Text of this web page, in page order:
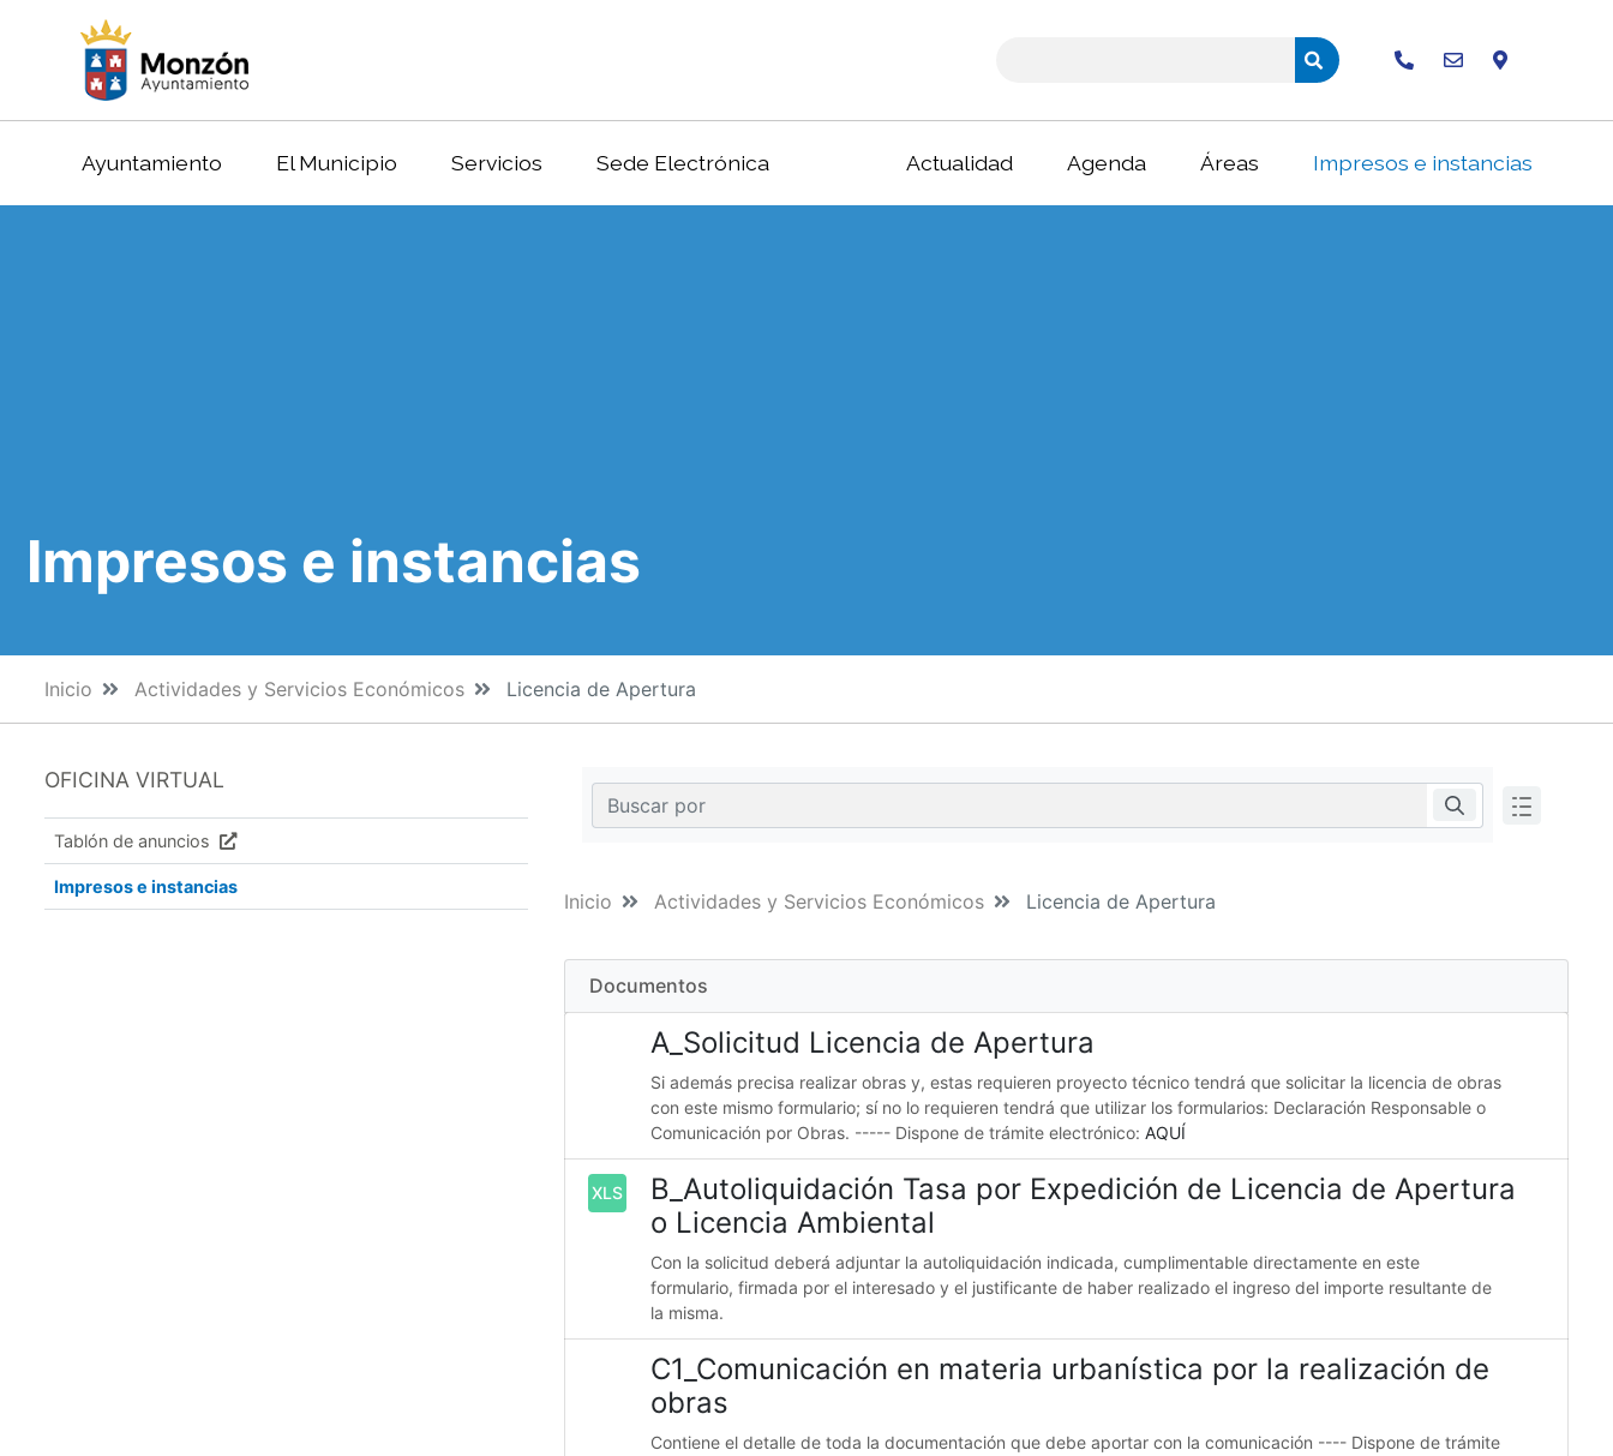
Ayuntamiento El Municipio Servicios Sede Electrónica Actualidad Agenda Áreas Impresos e instancias
Impresos e instancias
Inicio Actividades y Servicios Económicos Licencia de Apertura
OFICINA VIRTUAL
Tablón de anuncios
Impresos e instancias
Inicio Actividades y Servicios Económicos Licencia de Apertura
Documentos
A_Solicitud Licencia de Apertura
Si además precisa realizar obras y, estas requieren proyecto técnico tendrá que solicitar la licencia de obras
con este mismo formulario; sí no lo requieren tendrá que utilizar los formularios: Declaración Responsable o
Comunicación por Obras. ----- Dispone de trámite electrónico:AQUÍ
XLS
B_Autoliquidación Tasa por Expedición de Licencia de Apertura
o Licencia Ambiental
Con la solicitud deberá adjuntar la autoliquidación indicada, cumplimentable directamente en este
formulario, firmada por el interesado y el justificante de haber realizado el ingreso del importe resultante de
la misma.
C1_Comunicación en materia urbanística por la realización de
obras
Contiene el detalle de toda la documentación que debe aportar con la comunicación ---- Dispone de trámite